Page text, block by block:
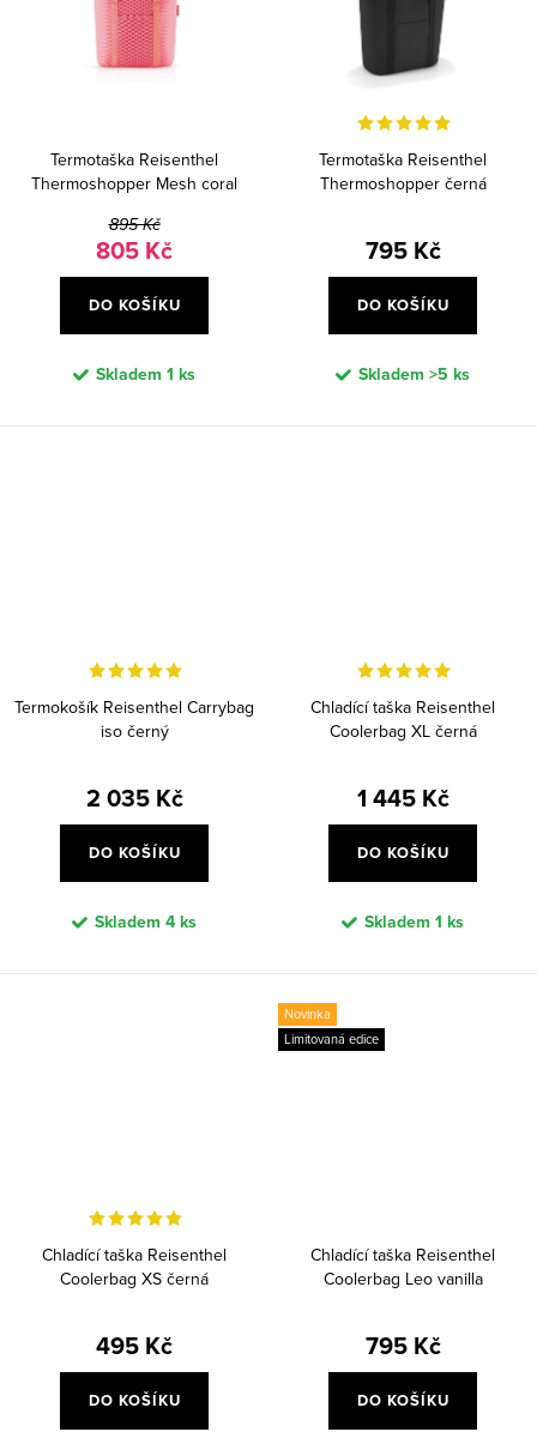
Termotaška Reisenthel
Thermoshopper Mesh coral
895 Kč
805 Kč
DO KOŠÍKU
Skladem 1 ks
Termotaška Reisenthel
Thermoshopper černá
795 Kč
DO KOŠÍKU
Skladem >5 ks
Termokošík Reisenthel Carrybag
iso černý
2 035 Kč
DO KOŠÍKU
Skladem 4 ks
Chladící taška Reisenthel
Coolerbag XL černá
1 445 Kč
DO KOŠÍKU
Skladem 1 ks
Chladící taška Reisenthel
Coolerbag XS černá
495 Kč
DO KOŠÍKU
Novinka
Limitovaná edice
Chladící taška Reisenthel
Coolerbag Leo vanilla
795 Kč
DO KOŠÍKU